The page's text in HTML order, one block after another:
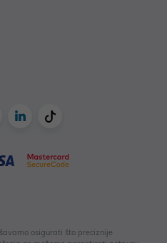
osigurati što preciznije